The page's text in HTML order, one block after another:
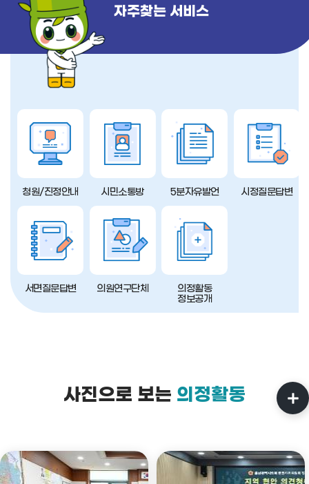
자주찾는 서비스
청원/진정안내 시민소통방 5분자유발언 시정질문답변
서면질문답변 의원연구단체
의정활동
정보공개
사진으로 보는 의정활동